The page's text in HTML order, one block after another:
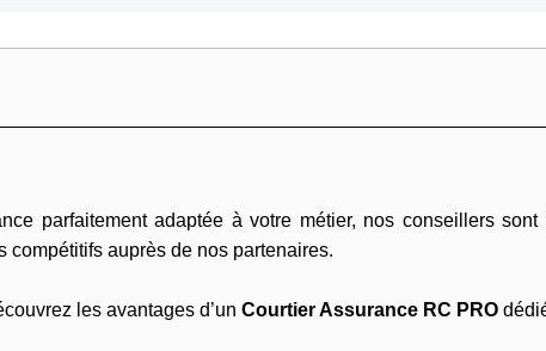
parfaitement adaptée à votre métier, nos conseillers
compétitifs auprès de nos partenaires.
les avantages d’un Courtier Assurance RC PRO